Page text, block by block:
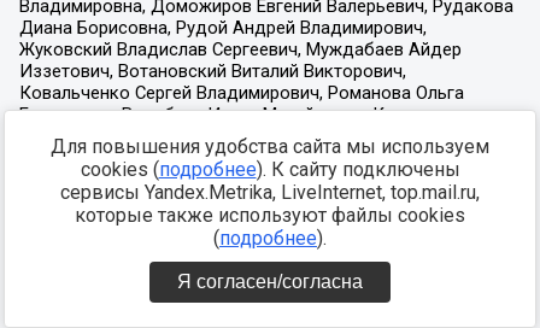
Для повышения удобства сайта мы используем
cookies (подробнее). К сайту подключены
сервисы Yandex.Metrika, LiveInternet, top.mail.ru,
которые также используют файлы cookies
(подробнее).
Я согласен/согласна